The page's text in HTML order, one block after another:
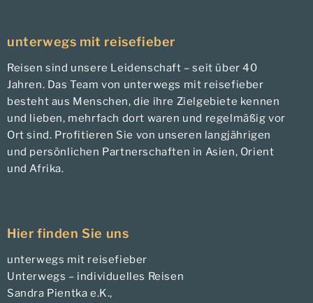
unterwegs mit reisefieber
Reisen sind unsere Leidenschaft – seit über 40
Jahren. Das Team von unterwegs mit reisefieber
besteht aus Menschen, die ihre Zielgebiete kennen
und lieben, mehrfach dort waren und regelmäßig vor
Ort sind. Profitieren Sie von unseren langjährigen
und persönlichen Partnerschaften in Asien, Orient
und Afrika.
Hier finden Sie uns
unterwegs mit reisefieber
Unterwegs – individuelles Reisen
Sandra Pientka e.K.,